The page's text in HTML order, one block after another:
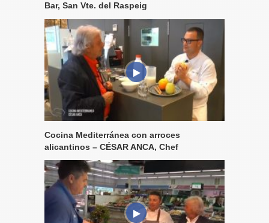
Bar, San Vte. del Raspeig
Cocina Mediterránea con arroces
alicantinos – CÉSAR ANCA, Chef